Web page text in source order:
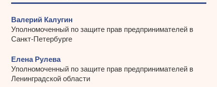
Валерий Калугин
Уполномоченный по защите прав предпринимателей в
Санкт-Петербурге
Елена Рулева
Уполномоченный по защите прав предпринимателей в
Ленинградской области